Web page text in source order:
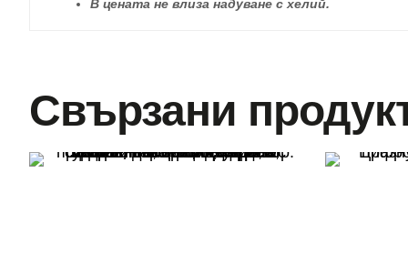
В цената не влиза надуване с хелий.
Свързани